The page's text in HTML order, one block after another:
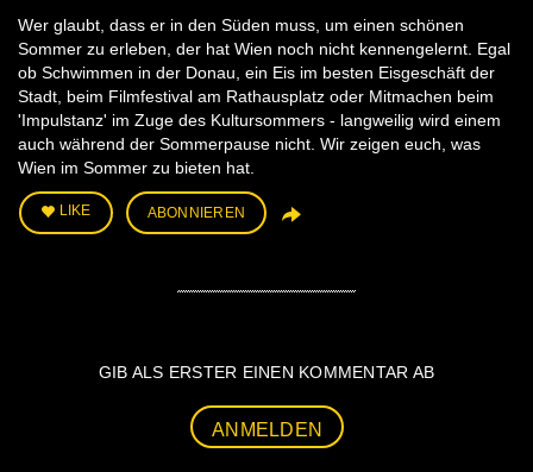
Wer glaubt, dass er in den Süden muss, um einen schönen
Sommer zu erleben, der hat Wien noch nicht kennengelernt. Egal
ob Schwimmen in der Donau, ein Eis im besten Eisgeschäft der
Stadt, beim Filmfestival am Rathausplatz oder Mitmachen beim
'Impulstanz' im Zuge des Kultursommers - langweilig wird einem
auch während der Sommerpause nicht. Wir zeigen euch, was
Wien im Sommer zu bieten hat.
LIKE ABONNIEREN
GIB ALS ERSTER EINEN KOMMENTAR AB
ANMELDEN